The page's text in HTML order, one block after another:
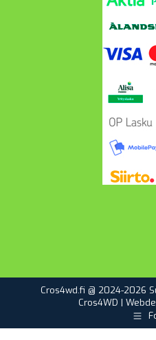
Cros4wd.fi @ 2024-2026
Cros4WD |